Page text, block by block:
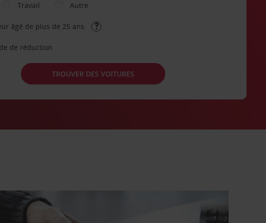
Travail Autre
âgé de plus de 25 ans
de réduction
TROUVER DES VOITURES